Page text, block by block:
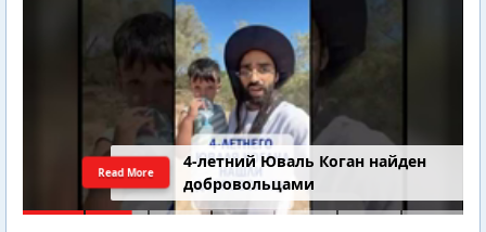
4-летний Юваль Коган найден
добровольцами
Read More